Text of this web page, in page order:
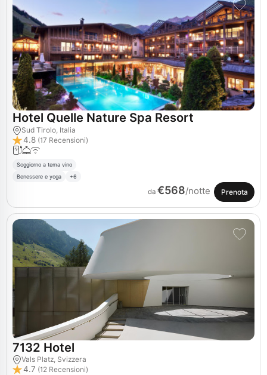
Hotel Quelle Nature Spa Resort
Sud Tirolo, Italia
4.8 (17 Recensioni)
Soggiorno a tema vino
Benessere e yoga
+6
da €568/notte Prenota
7132 Hotel
Vals Platz, Svizzera
4.7 (12 Recensioni)